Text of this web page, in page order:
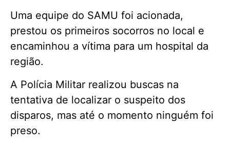
Uma equipe do SAMU foi acionada,
prestou os primeiros socorros no local e
encaminhou a vítima para um hospital da
região.
A Polícia Militar realizou buscas na
tentativa de localizar o suspeito dos
disparos, mas até o momento ninguém foi
preso.